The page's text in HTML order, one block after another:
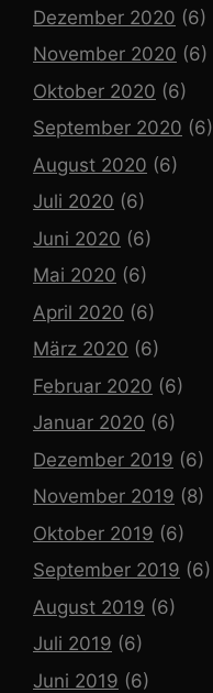
Dezember 2020 (6)
November 2020 (6)
Oktober 2020 (6)
September 2020 (6)
August 2020 (6)
Juli 2020 (6)
Juni 2020 (6)
Mai 2020 (6)
April 2020 (6)
März 2020 (6)
Februar 2020 (6)
Januar 2020 (6)
Dezember 2019 (6)
November 2019 (8)
Oktober 2019 (6)
September 2019 (6)
August 2019 (6)
Juli 2019 (6)
Juni 2019 (6)